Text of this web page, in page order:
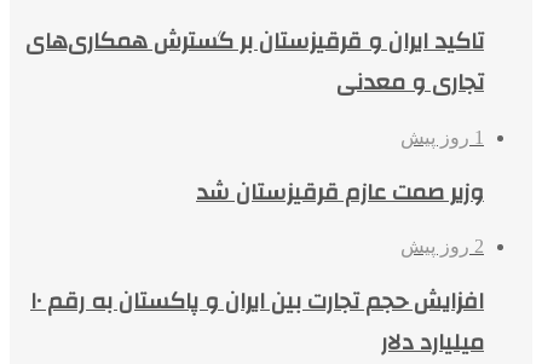
تاکید ایران و قرقیزستان بر گسترش همکاری‌های
تجاری و معدنی
1 روز پیش
وزیر صمت عازم قرقیزستان شد
2 روز پیش
افزایش حجم تجارت بین ایران و پاکستان به رقم ۱۰
میلیارد دلار